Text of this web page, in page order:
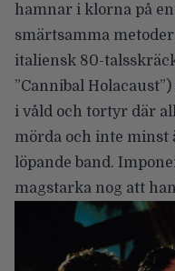
hamnar i klorna på
smärtsamma
italiensk 80-
”Cannibal
i våld och tortyr där
mörda och inte minst
löpande band.
magstarka nog att